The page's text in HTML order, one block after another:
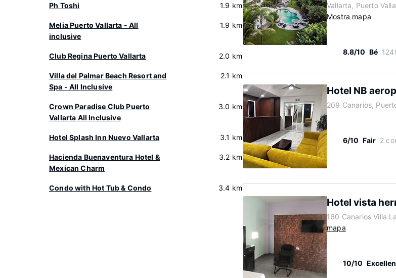
Ph Toshi 1.9 km
Melia Puerto Vallarta - All
inclusive
1.9 km
Club Regina Puerto Vallarta 2.0 km
Villa del Palmar Beach Resort and
Spa - All Inclusive
2.1 km
Crown Paradise Club Puerto
Vallarta All Inclusive
3.0 km
Hotel Splash Inn Nuevo Vallarta 3.1 km
Hacienda Buenaventura Hotel &
Mexican Charm
3.2 km
Condo with Hot Tub & Condo 3.4 km
Vallarta, Puerto
Mostra mapa
8.8/10 Bé
Hotel NB
209 Canarios,
6/10 Fair 2
Hotel vista
160 Canarios Villa
mapa
10/10